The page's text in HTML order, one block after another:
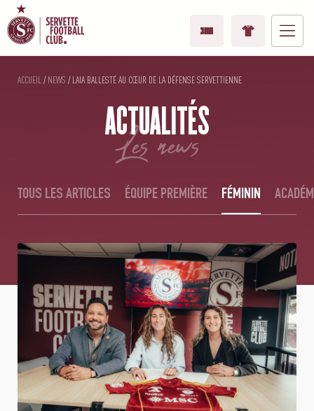
ACCUEIL /NEWS /LAIA BALLESTÉ AU CŒUR DE LA DÉFENSE SERVETTIENNE
ACTUALITÉS
les news
TOUS LES ARTICLES ÉQUIPE PREMIÈRE FÉMININ